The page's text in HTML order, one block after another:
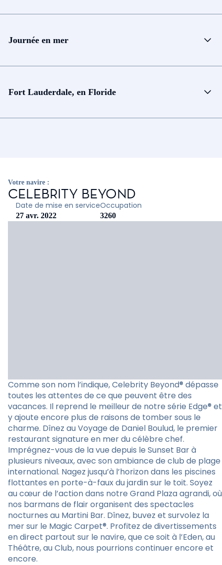
Journée en mer
Fort Lauderdale, en Floride
Votre navire :
CELEBRITY BEYOND
Date de mise en service
27 avr. 2022
Occupation
3260
Comme son nom l’indique, Celebrity Beyond® dépasse
toutes les attentes de ce que peuvent être des
vacances. Il reprend le meilleur de notre série Edge® et
y ajoute encore plus de raisons de tomber sous le
charme. Dînez au Voyage de Daniel Boulud, le premier
restaurant signature en mer du célèbre chef.
Imprégnez-vous de la vue depuis le Sunset Bar à
plusieurs niveaux, avec son ambiance de club de plage
international. Nagez jusqu’à l’horizon dans les piscines
flottantes en porte-à-faux du jardin sur le toit. Soyez
au cœur de l’action dans notre Grand Plaza agrandi, où
nos barmans de flair organisent des spectacles
nocturnes au Martini Bar. Dînez, buvez et survolez la
mer sur le Magic Carpet®. Profitez de divertissements
en direct partout sur le navire, que ce soit à l’Eden, au
Théâtre, au Club, nous pourrions continuer encore et
encore.